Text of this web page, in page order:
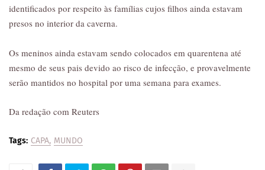
identificados por respeito às famílias cujos filhos ainda estavam
presos no interior da caverna.
Os meninos ainda estavam sendo colocados em quarentena até
mesmo de seus pais devido ao risco de infecção, e provavelmente
serão mantidos no hospital por uma semana para exames.
Da redação com Reuters
Tags: CAPA MUNDO